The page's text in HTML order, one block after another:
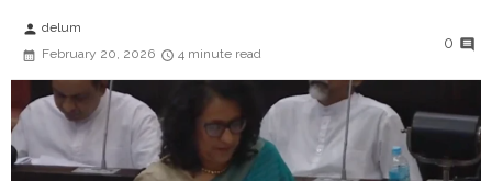
person delum
February 20, 2026
4 minute read
0